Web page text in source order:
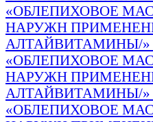
«ОБЛЕПИХОВОЕ
НАРУЖН
АЛТАЙВИТАМИНЫ/» в
«ОБЛЕПИХОВОЕ
НАРУЖН
АЛТАЙВИТАМИНЫ/» в
«ОБЛЕПИХОВОЕ